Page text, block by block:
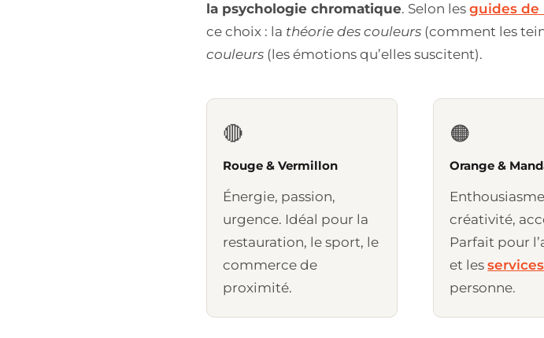
la psychologie chromatique. Selon les guides de
ce choix : la théorie des couleurs (comment les
couleurs (les émotions qu’elles suscitent).
🔴
Rouge & Vermillon
Énergie, passion,
urgence. Idéal pour la
restauration, le sport, le
commerce de
proximité.
🟠
Orange &
créativité,
Parfait pour
et lesservices
personne.